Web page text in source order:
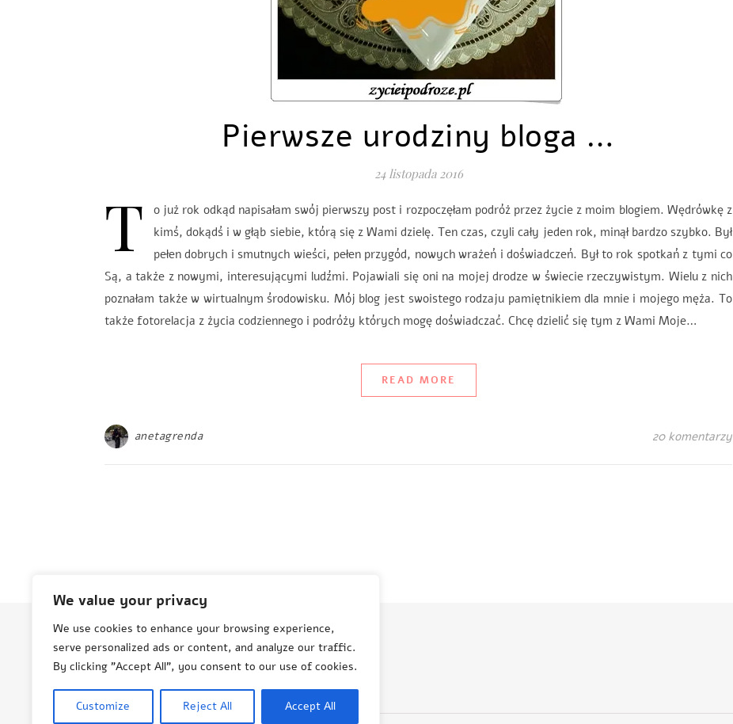
We value your privacy
We use cookies to enhance your browsing experience,
serve personalized ads or content, and analyze our traffic.
By clicking "Accept All", you consent to our use of cookies.
Customize Reject All Accept All
Pierwsze urodziny bloga …
24 listopada 2016
T
o już rok odkąd napisałam swój pierwszy post i rozpoczęłam podróż przez życie z moim blogiem. Wędrówkę z
kimś, dokądś i w głąb siebie, którą się z Wami dzielę. Ten czas, czyli cały jeden rok, minął bardzo szybko. Był
pełen dobrych i smutnych wieści, pełen przygód, nowych wrażeń i doświadczeń. Był to rok spotkań z tymi co
Są, a także z nowymi, interesującymi ludźmi. Pojawiali się oni na mojej drodze w świecie rzeczywistym. Wielu z nich
poznałam także w wirtualnym środowisku. Mój blog jest swoistego rodzaju pamiętnikiem dla mnie i mojego męża. To
także fotorelacja z życia codziennego i podróży których mogę doświadczać. Chcę dzielić się tym z Wami Moje…
READ MORE
anetagrenda 20 komentarzy
© Aneta Grenda Życie i podróże